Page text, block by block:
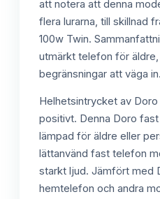
att notera att denna
flera lurarna, till skillnad
100w Twin.
utmärkt telefon för
begränsningar att väga in.
Helhetsintrycket av
positivt. Denna Doro
lämpad för äldre eller
lättanvänd fast telefon
starkt ljud. Jämfört med
hemtelefon och andra